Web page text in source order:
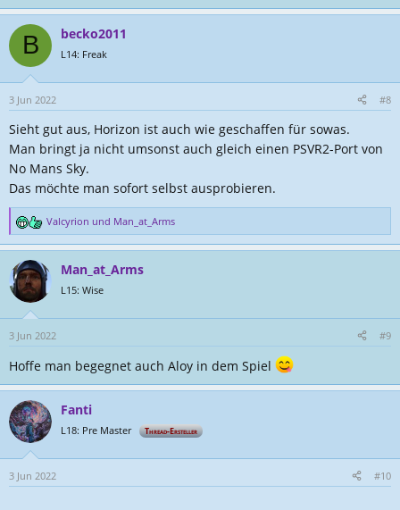
B becko2011
L14: Freak
3 Jun 2022 #8
Sieht gut aus, Horizon ist auch wie geschaffen für sowas.
Man bringt ja nicht umsonst auch gleich einen PSVR2-Port von
No Mans Sky.
Das möchte man sofort selbst ausprobieren.
R
e
k
t
i
o
n
n
Valcyrion und Man_at_Arms
Man_at_Arms
L15: Wise
3 Jun 2022 #9
Hoffe man begegnet auch Aloy in dem Spiel
Fanti
L18: Pre Master Thread-Ersteller
3 Jun 2022 #10